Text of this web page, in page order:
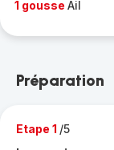
1 gousse Ail
Préparation
Etape 1 /5